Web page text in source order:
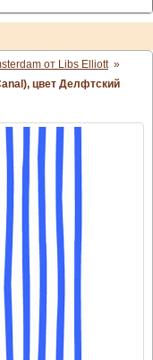
от Libs Elliott »
цвет Делфтский